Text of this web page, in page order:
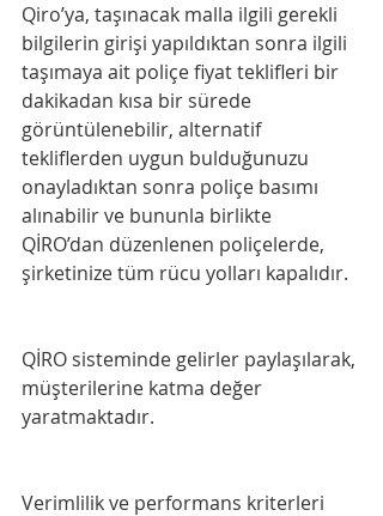
Qiro’ya, taşınacak malla ilgili gerekli
bilgilerin girişi yapıldıktan sonra ilgili
taşımaya ait poliçe fiyat teklifleri bir
dakikadan kısa bir sürede
görüntülenebilir, alternatif
tekliflerden uygun bulduğunuzu
onayladıktan sonra poliçe basımı
alınabilir ve bununla birlikte
QİRO’dan düzenlenen poliçelerde,
şirketinize tüm rücu yolları kapalıdır.
QİRO sisteminde gelirler paylaşılarak,
müşterilerine katma değer
yaratmaktadır.
Verimlilik ve performans kriterleri